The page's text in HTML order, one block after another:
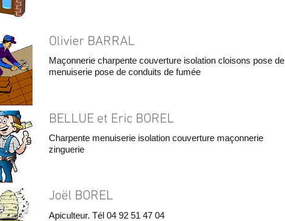
Olivier BARRAL
Maçonnerie charpente couverture isolation cloisons pose de
menuiserie pose de conduits de fumée
BELLUE et Eric BOREL
Charpente menuiserie isolation couverture maçonnerie
zinguerie
Joël BOREL
Apiculteur. Tél 04 92 51 47 04